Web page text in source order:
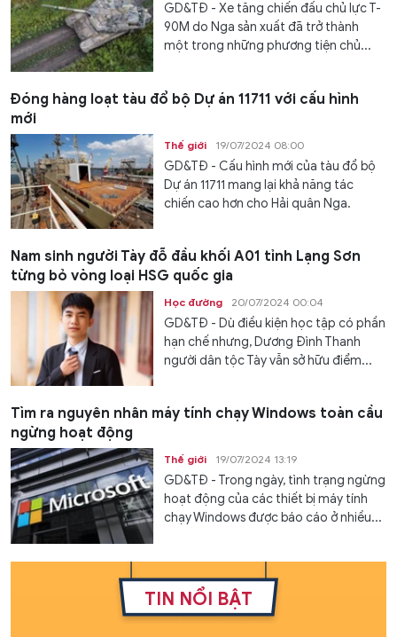
GD&TĐ - Xe tăng chiến đấu chủ lực T-
90M do Nga sản xuất đã trở thành
một trong những phương tiện chủ...
Đóng hàng loạt tàu đổ bộ Dự án 11711 với cấu hình
mới
Thế giới 19/07/2024 08:00
GD&TĐ - Cấu hình mới của tàu đổ bộ
Dự án 11711 mang lại khả năng tác
chiến cao hơn cho Hải quân Nga.
Nam sinh người Tày đỗ đầu khối A01 tỉnh Lạng Sơn
từng bỏ vòng loại HSG quốc gia
Học đường 20/07/2024 00:04
GD&TĐ - Dù điều kiện học tập có phần
hạn chế nhưng, Dương Đình Thanh
người dân tộc Tày vẫn sở hữu điểm...
Tìm ra nguyên nhân máy tính chạy Windows toàn cầu
ngừng hoạt động
Thế giới 19/07/2024 13:19
GD&TĐ - Trong ngày, tình trạng ngừng
hoạt động của các thiết bị máy tính
chạy Windows được báo cáo ở nhiều...
TIN NỔI BẬT